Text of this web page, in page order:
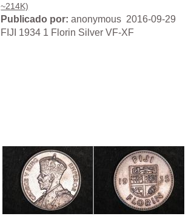
~214K)
Publicado por: anonymous 2016-09-29
FIJI 1934 1 Florin Silver VF-XF